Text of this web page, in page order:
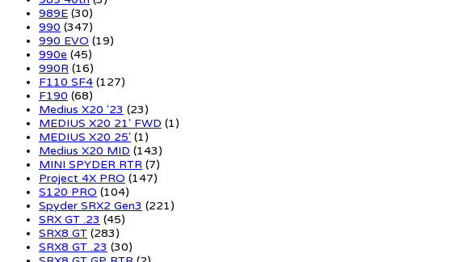
989E (30)
990 (347)
990 EVO (19)
990e (45)
990R (16)
F110 SF4 (127)
F190 (68)
Medius X20 '23 (23)
MEDIUS X20 21' FWD (1)
MEDIUS X20 25' (1)
Medius X20 MID (143)
MINI SPYDER RTR (7)
Project 4X PRO (147)
S120 PRO (104)
Spyder SRX2 Gen3 (221)
SRX GT .23 (45)
SRX8 GT (283)
SRX8 GT .23 (30)